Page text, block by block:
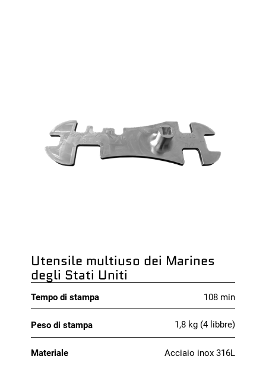
Utensile multiuso dei Marines
degli Stati Uniti
Tempo di stampa 108 min
Peso di stampa 1,8 kg (4 libbre)
Materiale Acciaio inox 316L